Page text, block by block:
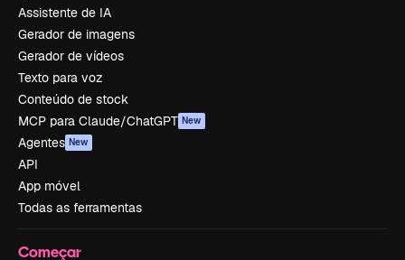
Assistente de IA
Gerador de imagens
Gerador de vídeos
Texto para voz
Conteúdo de stock
MCP para Claude/ChatGPT New
Agentes New
API
App móvel
Todas as ferramentas
Começar